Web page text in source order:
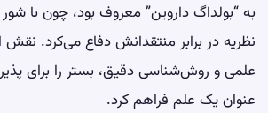
به “بولداگ داروین” معروف بود، چون با
نظریه در برابر منتقدانش دفاع می‌کرد. نقش
علمی و روش‌شناسی دقیق، بستر را برای
عنوان یک علم فراهم کرد.